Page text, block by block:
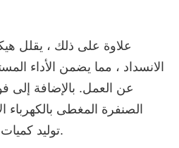
علاوة على ذلك ، يقلل
الانسداد ، مما يضمن الأداء
عن العمل. بالإضافة إلى
الصنفرة المغطى بالكهرباء
توليد كميات أقل من الغبار والنفايات.